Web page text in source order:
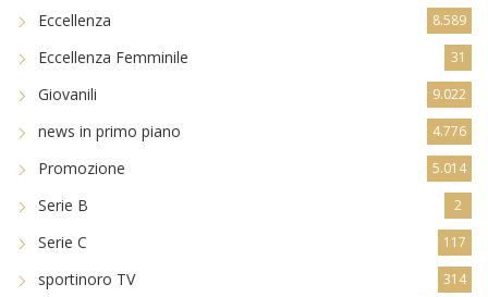
Eccellenza 8.589
Eccellenza Femminile 31
Giovanili 9.022
news in primo piano 4.776
Promozione 5.014
Serie B 2
Serie C 117
sportinoro TV 314